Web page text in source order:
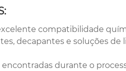
compatibilidade
decapantes e soluções de
durante o